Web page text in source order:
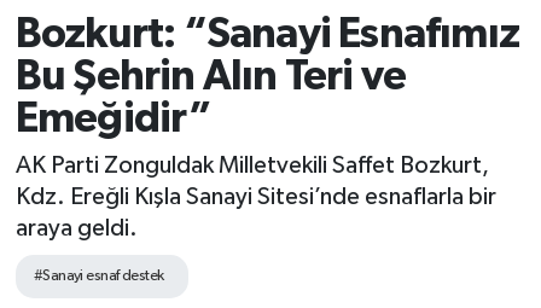
Bozkurt: “Sanayi Esnafımız
Bu Şehrin Alın Teri ve
Emeğidir”
AK Parti Zonguldak Milletvekili Saffet Bozkurt,
Kdz. Ereğli Kışla Sanayi Sitesi’nde esnaflarla bir
araya geldi.
#Sanayi esnaf destek
Siyaset
Spor
Eğitim
Ekonomi
Kültür-Sanat